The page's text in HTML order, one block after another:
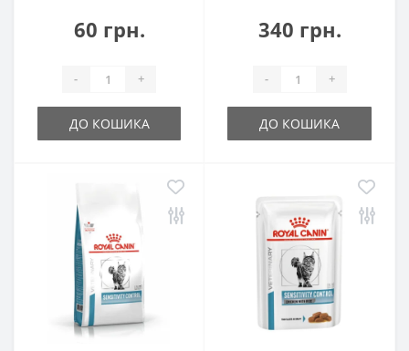
60 грн.
- +
ДО КОШИКА
340 грн.
- +
ДО КОШИКА